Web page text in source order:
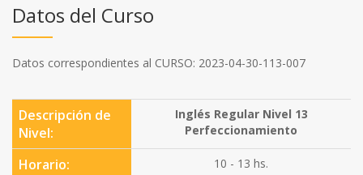
Datos del Curso
Datos correspondientes al CURSO: 2023-04-30-113-007
Descripción de
Nivel:
Inglés Regular Nivel 13
Perfeccionamiento
Horario: 10 - 13 hs.